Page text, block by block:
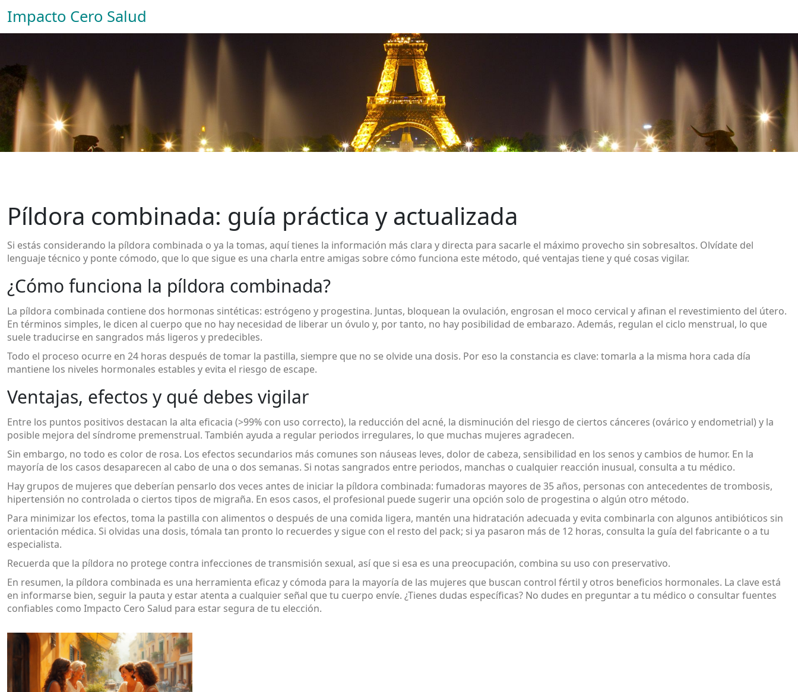
Impacto Cero Salud
Píldora combinada: guía práctica y actualizada
Si estás considerando la píldora combinada o ya la tomas, aquí tienes la información más clara y directa para sacarle el máximo provecho sin sobresaltos. Olvídate del
lenguaje técnico y ponte cómodo, que lo que sigue es una charla entre amigas sobre cómo funciona este método, qué ventajas tiene y qué cosas vigilar.
¿Cómo funciona la píldora combinada?
La píldora combinada contiene dos hormonas sintéticas: estrógeno y progestina. Juntas, bloquean la ovulación, engrosan el moco cervical y afinan el revestimiento del útero.
En términos simples, le dicen al cuerpo que no hay necesidad de liberar un óvulo y, por tanto, no hay posibilidad de embarazo. Además, regulan el ciclo menstrual, lo que
suele traducirse en sangrados más ligeros y predecibles.
Todo el proceso ocurre en 24 horas después de tomar la pastilla, siempre que no se olvide una dosis. Por eso la constancia es clave: tomarla a la misma hora cada día
mantiene los niveles hormonales estables y evita el riesgo de escape.
Ventajas, efectos y qué debes vigilar
Entre los puntos positivos destacan la alta eficacia (>99% con uso correcto), la reducción del acné, la disminución del riesgo de ciertos cánceres (ovárico y endometrial) y la
posible mejora del síndrome premenstrual. También ayuda a regular periodos irregulares, lo que muchas mujeres agradecen.
Sin embargo, no todo es color de rosa. Los efectos secundarios más comunes son náuseas leves, dolor de cabeza, sensibilidad en los senos y cambios de humor. En la
mayoría de los casos desaparecen al cabo de una o dos semanas. Si notas sangrados entre periodos, manchas o cualquier reacción inusual, consulta a tu médico.
Hay grupos de mujeres que deberían pensarlo dos veces antes de iniciar la píldora combinada: fumadoras mayores de 35 años, personas con antecedentes de trombosis,
hipertensión no controlada o ciertos tipos de migraña. En esos casos, el profesional puede sugerir una opción solo de progestina o algún otro método.
Para minimizar los efectos, toma la pastilla con alimentos o después de una comida ligera, mantén una hidratación adecuada y evita combinarla con algunos antibióticos sin
orientación médica. Si olvidas una dosis, tómala tan pronto lo recuerdes y sigue con el resto del pack; si ya pasaron más de 12 horas, consulta la guía del fabricante o a tu
especialista.
Recuerda que la píldora no protege contra infecciones de transmisión sexual, así que si esa es una preocupación, combina su uso con preservativo.
En resumen, la píldora combinada es una herramienta eficaz y cómoda para la mayoría de las mujeres que buscan control fértil y otros beneficios hormonales. La clave está
en informarse bien, seguir la pauta y estar atenta a cualquier señal que tu cuerpo envíe. ¿Tienes dudas específicas? No dudes en preguntar a tu médico o consultar fuentes
confiables como Impacto Cero Salud para estar segura de tu elección.